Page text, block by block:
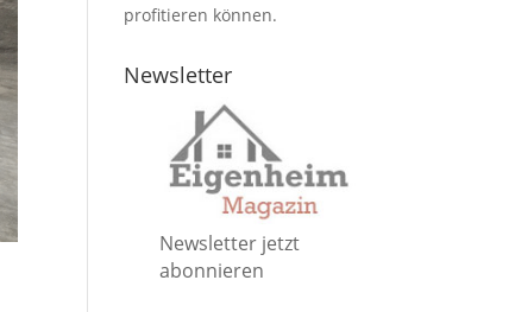
profitieren können.
Newsletter
Newsletter jetzt
abonnieren